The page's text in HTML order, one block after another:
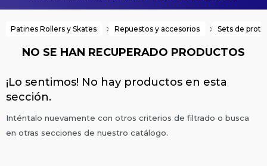
Patines Rollers y Skates Repuestos y accesorios Sets de
NO SE HAN RECUPERADO PRODUCTOS
¡Lo sentimos! No hay productos en esta
sección.
Inténtalo nuevamente con otros criterios de filtrado o busca
en otras secciones de nuestro catálogo.